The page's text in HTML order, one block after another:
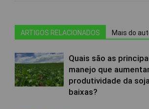
ARTIGOS RELACIONADOS Mais do
Quais são as
manejo que
produtividade da
baixas?